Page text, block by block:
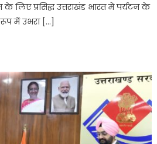
लिए प्रसिद्ध उत्तराखंड भारत में पर्यटन के
में उभरा […]